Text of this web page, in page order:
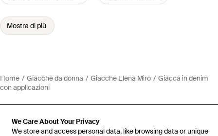
We Care About Your Privacy
We store and access personal data, like browsing data or unique
Mostra di più
Home Giacche da donna Giacche Elena Miro
Giacca in denim
con applicazioni